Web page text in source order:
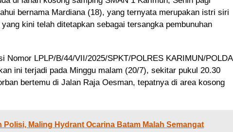
bernama Mardiana (18), yang ternyata merupakan istri siri
kini telah ditetapkan sebagai tersangka pembunuhan
Nomor LPLP/B/44/VII/2025/SPKT/POLRES KARIMUN/POLDA
ini terjadi pada Minggu malam (20/7), sekitar pukul 20.30
bertemu di Jalan Raja Oesman, tepatnya di area kosong
Polisi, Maling Hydrant Ocarina Batam Malah Semangat